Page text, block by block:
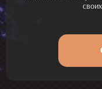
своих